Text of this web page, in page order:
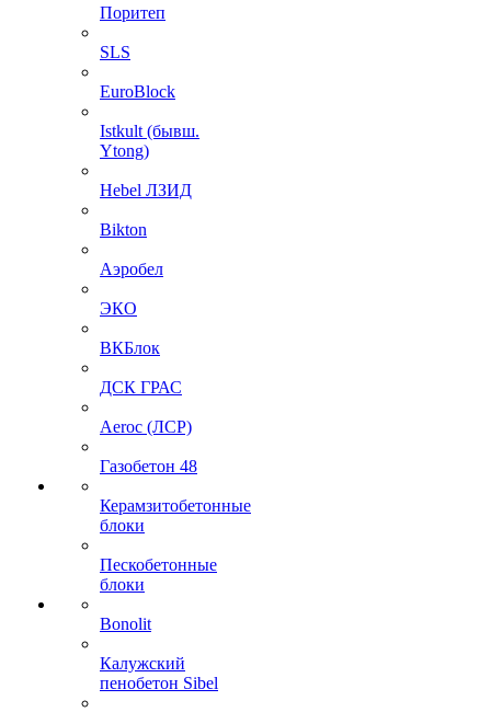
Поритеп
SLS
EuroBlock
Istkult (бывш.
Ytong)
Hebel ЛЗИД
Bikton
Аэробел
ЭКО
ВКБлок
ДСК ГРАС
Aeroc (ЛСР)
Газобетон 48
Керамзитобетонные
блоки
Пескобетонные
блоки
Bonolit
Калужский
пенобетон Sibel